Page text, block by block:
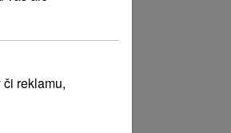
reklamu,